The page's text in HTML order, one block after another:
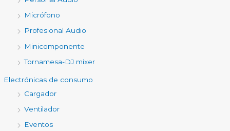
Micrófono
Profesional Audio
Minicomponente
Tornamesa-DJ mixer
Electrónicas de consumo
Cargador
Ventilador
Eventos